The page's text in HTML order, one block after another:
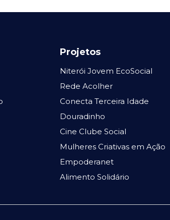
Projetos
Niterói Jovem EcoSocial
Rede Acolher
Conecta Terceira Idade
Douradinho
Cine Clube Social
Mulheres Criativas em Ação
Empoderanet
Alimento Solidário